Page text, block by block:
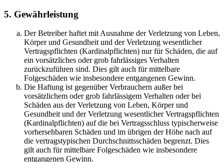
5. Gewährleistung
Der Betreiber haftet mit Ausnahme der Verletzung von Leben,
Körper und Gesundheit und der Verletzung wesentlicher
Vertragspflichten (Kardinalpflichten) nur für Schäden, die auf
ein vorsätzliches oder grob fahrlässiges Verhalten
zurückzuführen sind. Dies gilt auch für mittelbare
Folgeschäden wie insbesondere entgangenen Gewinn.
Die Haftung ist gegenüber Verbrauchern außer bei
vorsätzlichem oder grob fahrlässigem Verhalten oder bei
Schäden aus der Verletzung von Leben, Körper und
Gesundheit und der Verletzung wesentlicher Vertragspflichten
(Kardinalpflichten) auf die bei Vertragsschluss typischerweise
vorhersehbaren Schäden und im übrigen der Höhe nach auf
die vertragstypischen Durchschnittsschäden begrenzt. Dies
gilt auch für mittelbare Folgeschäden wie insbesondere
entgangenen Gewinn.